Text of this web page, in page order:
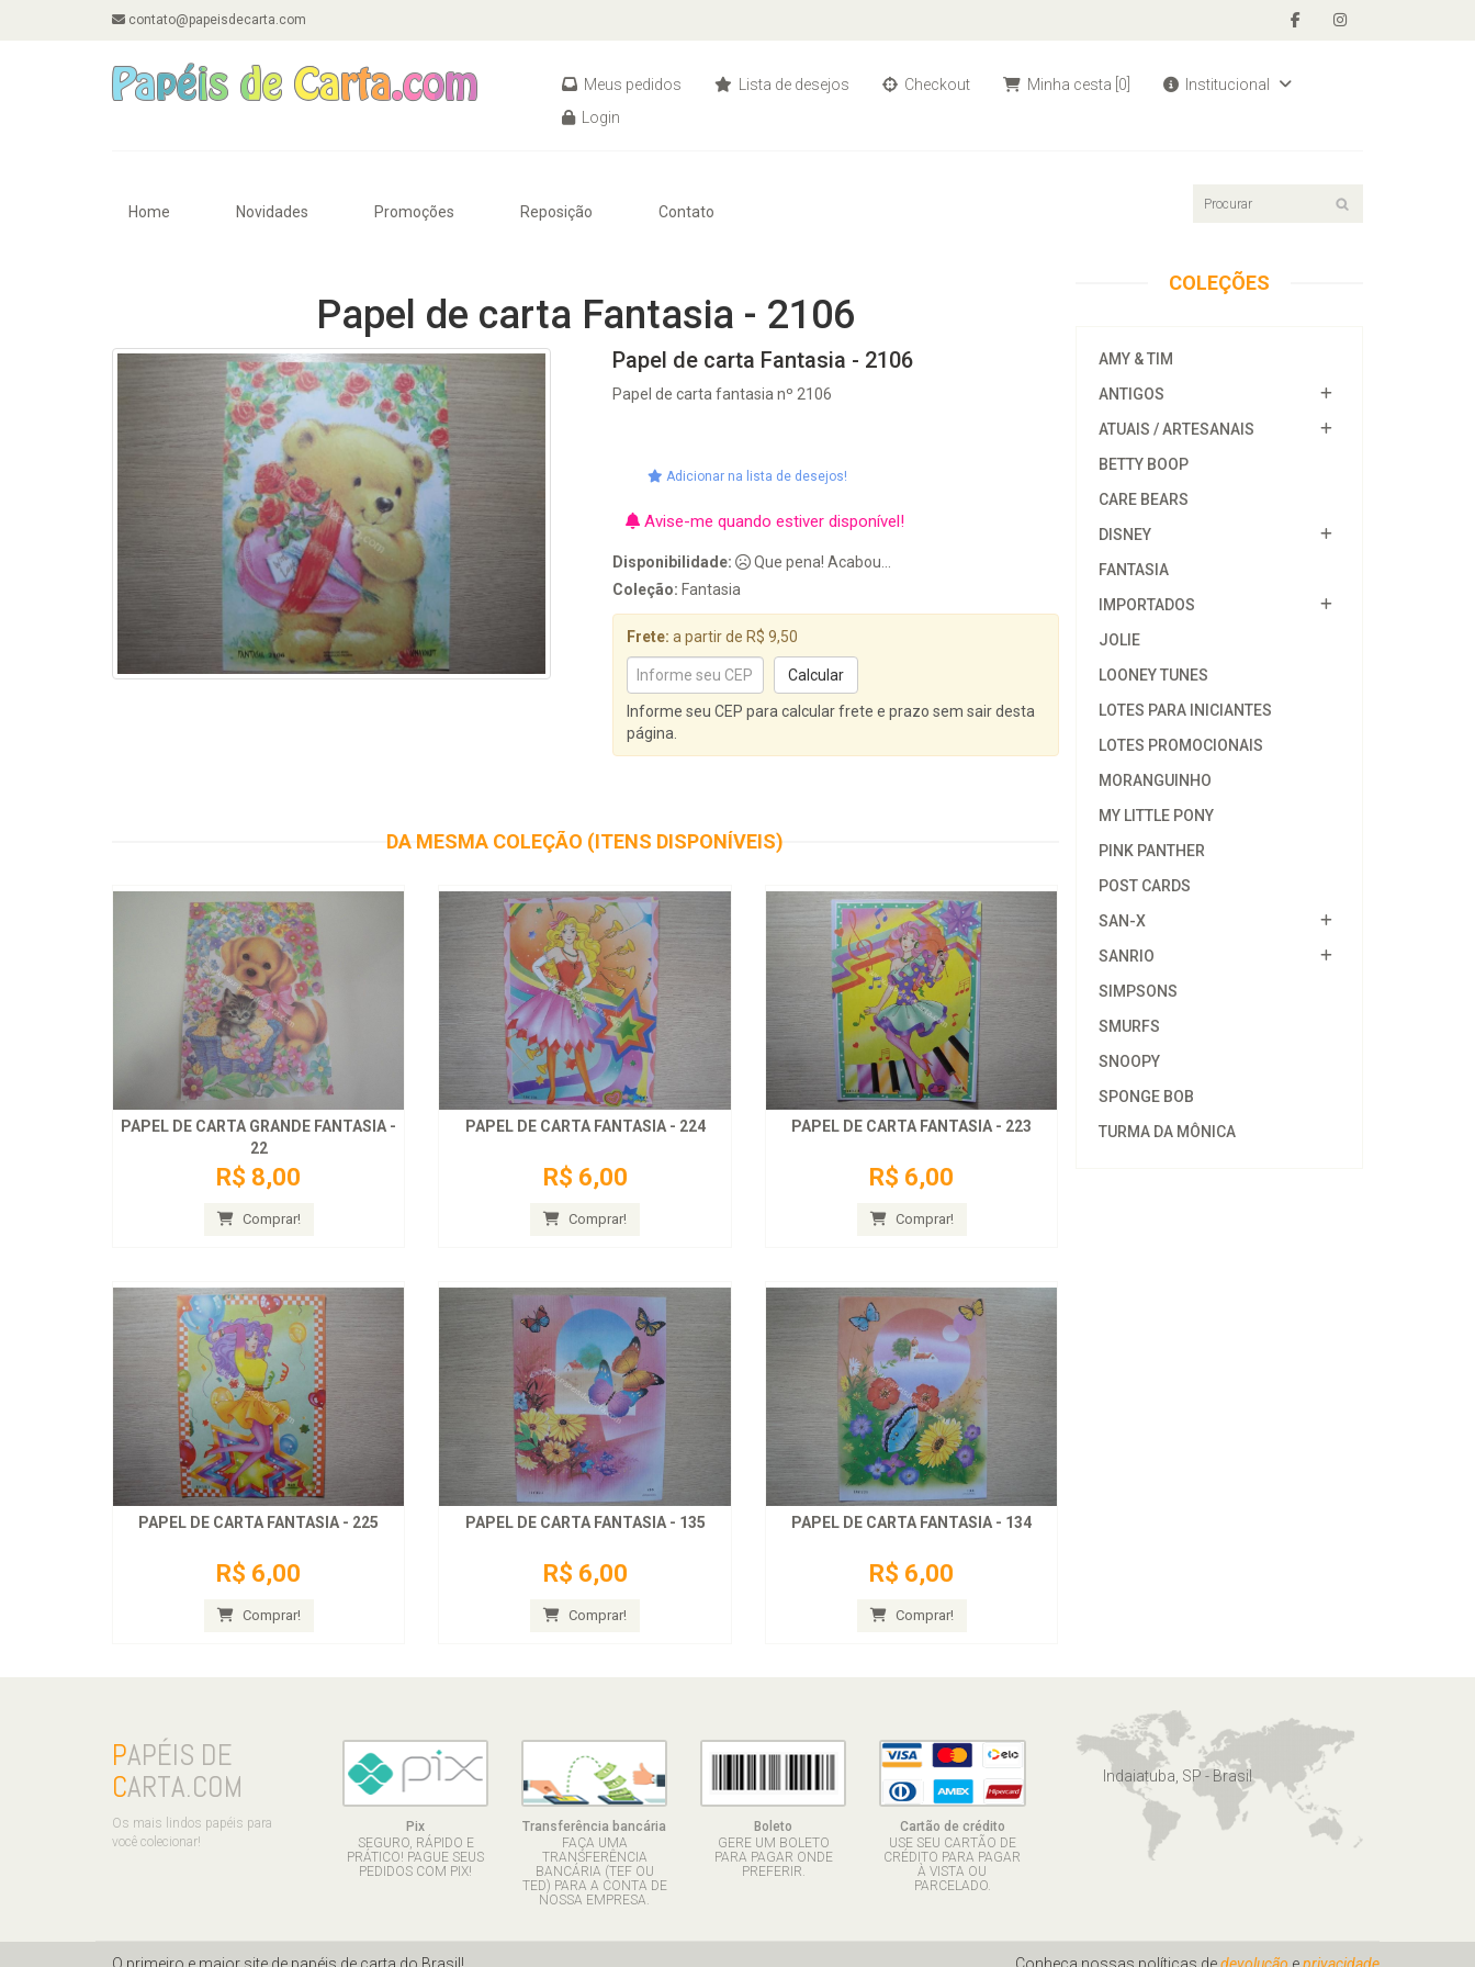
contato@papeisdecarta.com
Meus pedidos Lista de desejos Checkout Minha cesta [0]
Institucional
Login
Home Novidades Promoções Reposição Contato
Papel de carta Fantasia - 2106
Papel de carta Fantasia - 2106
Papel de carta fantasia nº 2106
Adicionar na lista de desejos!
Avise-me quando estiver disponível!
Disponibilidade:
Que pena! Acabou...
Coleção: Fantasia
Frete: a partir de R$ 9,50
Informe seu CEP para calcular frete e prazo sem sair desta
página.
DA MESMA COLEÇÃO (ITENS DISPONÍVEIS)
PAPEL DE CARTA GRANDE FANTASIA -
22
R$ 8,00
Comprar!
PAPEL DE CARTA FANTASIA - 224
R$ 6,00
Comprar!
PAPEL DE CARTA FANTASIA - 223
R$ 6,00
Comprar!
PAPEL DE CARTA FANTASIA - 225
R$ 6,00
Comprar!
PAPEL DE CARTA FANTASIA - 135
R$ 6,00
Comprar!
PAPEL DE CARTA FANTASIA - 134
R$ 6,00
Comprar!
COLEÇÕES
AMY & TIM
ANTIGOS
ATUAIS / ARTESANAIS
BETTY BOOP
CARE BEARS
DISNEY
FANTASIA
IMPORTADOS
JOLIE
LOONEY TUNES
LOTES PARA INICIANTES
LOTES PROMOCIONAIS
MORANGUINHO
MY LITTLE PONY
PINK PANTHER
POST CARDS
SAN-X
SANRIO
SIMPSONS
SMURFS
SNOOPY
SPONGE BOB
TURMA DA MÔNICA
PAPÉIS DE
CARTA.COM
Os mais lindos papéis para
você colecionar!
Pix
SEGURO, RÁPIDO E
PRÁTICO! PAGUE SEUS
PEDIDOS COM PIX!
Transferência bancária
FAÇA UMA
TRANSFERÊNCIA
BANCÁRIA (TEF OU
TED) PARA A CONTA DE
NOSSA EMPRESA.
Boleto
GERE UM BOLETO
PARA PAGAR ONDE
PREFERIR.
Cartão de crédito
USE SEU CARTÃO DE
CRÉDITO PARA PAGAR
À VISTA OU
PARCELADO.
Indaiatuba, SP - Brasil